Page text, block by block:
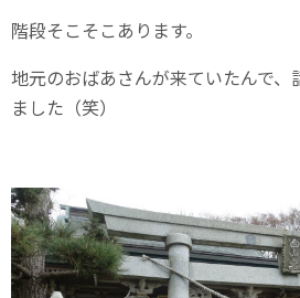
階段そこそこあります。
地元のおばあさんが来ていたんで、
ました（笑）